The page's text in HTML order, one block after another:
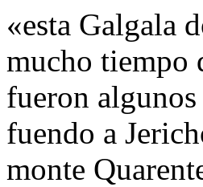
«esta Galgala
mucho tiempo
fueron
fuendo a
monte